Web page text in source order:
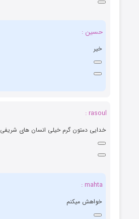
حسین :
rasoul :
خدایی دمتون گرم خیلی انسان های شریفی هستید
mahta :
خواهش میکنم